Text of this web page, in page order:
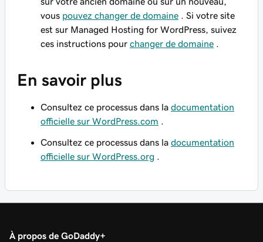
vous pouvez changer de domaine . Si votre site
est sur Managed Hosting for WordPress, suivez
ces instructions pour changer de domaine .
En savoir plus
Consultez ce processus dans la documentation
officielle sur WordPress.com .
Consultez ce processus dans la documentation
officielle sur WordPress.org .
À propos de GoDaddy